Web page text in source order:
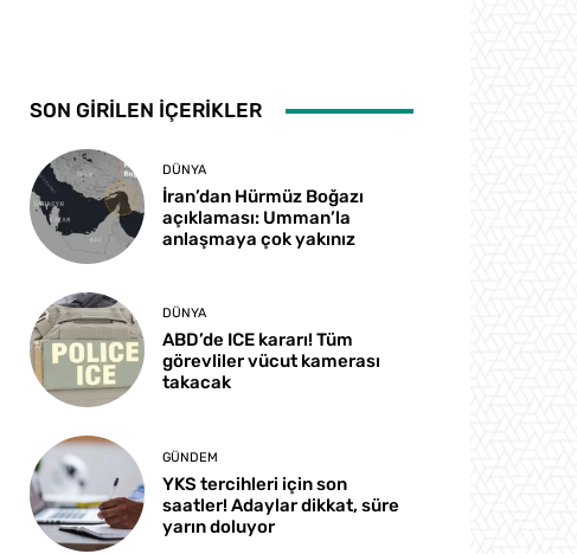
SON GİRİLEN İÇERİKLER
DÜNYA
İran’dan Hürmüz Boğazı
açıklaması: Umman’la
anlaşmaya çok yakınız
DÜNYA
ABD’de ICE kararı! Tüm
görevliler vücut kamerası
takacak
GÜNDEM
YKS tercihleri için son
saatler! Adaylar dikkat, süre
yarın doluyor